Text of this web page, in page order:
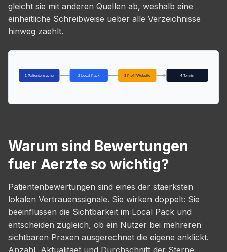
gleicht sie mit anderen Quellen ab, weshalb eine
einheitliche Schreibweise ueber alle Verzeichnisse
hinweg zaehlt.
1 Patientensuche 2 Local Pack 3 Profil/Website 4 Termin
Warum sind Bewertungen
fuer Aerzte so wichtig?
Patientenbewertungen sind eines der staerksten
lokalen Vertrauenssignale. Sie wirken doppelt: Sie
beeinflussen die Sichtbarkeit im Local Pack und
entscheiden zugleich, ob ein Nutzer bei mehreren
sichtbaren Praxen ausgerechnet die eigene anklickt.
Anzahl, Aktualitaet und Durchschnitt der Sterne